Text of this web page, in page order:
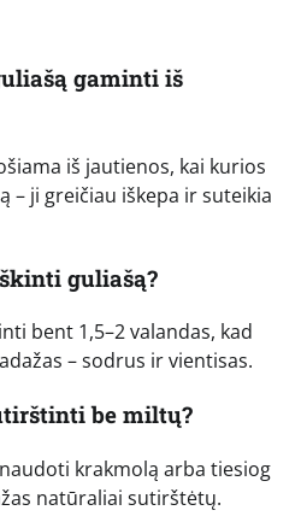
gaminti iš
iš jautienos, kai kurios
– ji greičiau iškepa ir suteikia
guliašą?
bent 1,5–2 valandas, kad
– sodrus ir vientisas.
be miltų?
krakmolą arba tiesiog
natūraliai sutirštėtų.